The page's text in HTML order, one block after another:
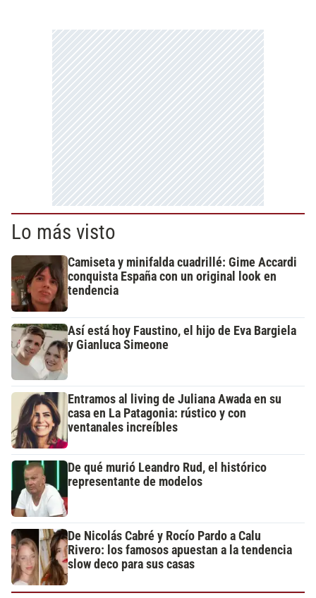
Lo más visto
Camiseta y minifalda cuadrillé: Gime Accardi
conquista España con un original look en
tendencia
Así está hoy Faustino, el hijo de Eva Bargiela
y Gianluca Simeone
Entramos al living de Juliana Awada en su
casa en La Patagonia: rústico y con
ventanales increíbles
De qué murió Leandro Rud, el histórico
representante de modelos
De Nicolás Cabré y Rocío Pardo a Calu
Rivero: los famosos apuestan a la tendencia
slow deco para sus casas